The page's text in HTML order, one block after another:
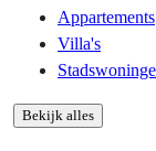
Appartements
Villa's
Bekijk alles